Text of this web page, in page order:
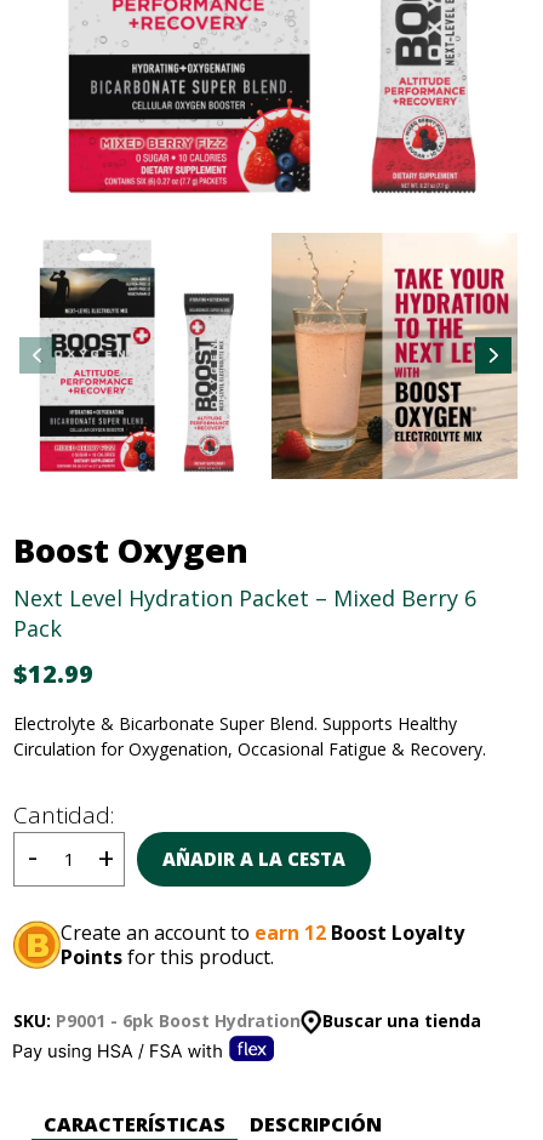
Boost Oxygen
Next Level Hydration Packet – Mixed Berry 6
Pack
$12.99
Electrolyte & Bicarbonate Super Blend.Supports Healthy
Circulation for Oxygenation, Occasional Fatigue & Recovery.
Cantidad:
AÑADIR A LA CESTA
Create an account to earn 12 Boost Loyalty
Pointsfor this product.
SKU: P9001 - 6pk Boost Hydration Buscar una tienda
CARACTERÍSTICAS DESCRIPCIÓN